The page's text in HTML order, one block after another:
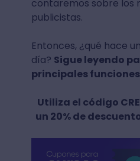
contaremos sobre los
publicistas.
Entonces, ¿qué hace
día? Sigue leyendo
principales
Utiliza el código
un 20% de